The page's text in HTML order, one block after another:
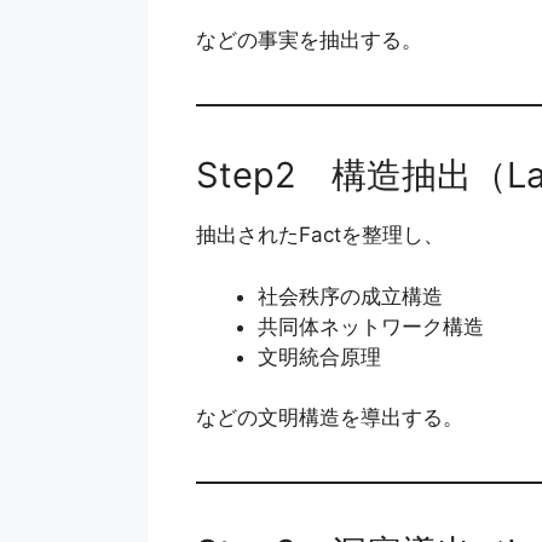
などの事実を抽出する。
Step2 構造抽出（
抽出されたFactを整理し、
社会秩序の成立構造
共同体ネットワーク構造
文明統合原理
などの文明構造を導出する。